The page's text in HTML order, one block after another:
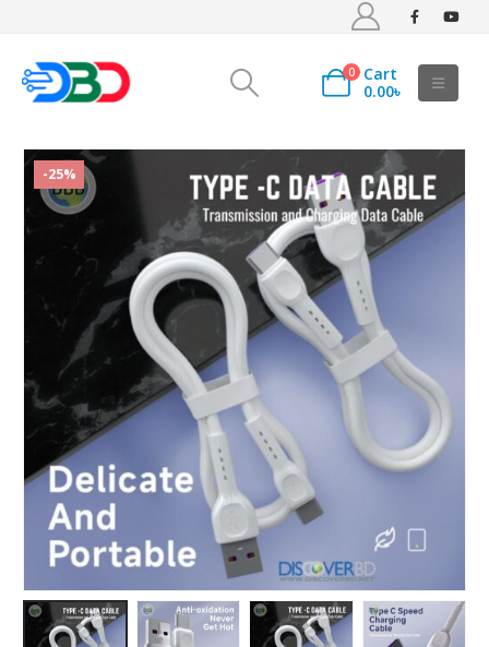
0
Cart
0.00৳
-25%